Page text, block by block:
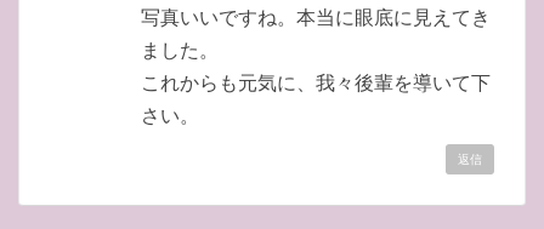
写真いいですね。本当に眼底に見えてき
ました。
これからも元気に、我々後輩を導いて下
さい。
返信